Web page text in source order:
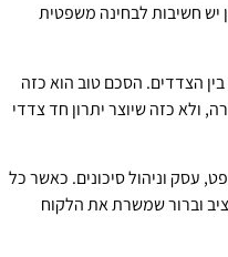
יש חשיבות לבחינה משפטית
בין הצדדים. הסכם טוב הוא כזה
ולא כזה שיוצר יתרון חד צדדי
עסק וניהול סיכונים. כאשר כל
וברור שמשרת את הלקוח